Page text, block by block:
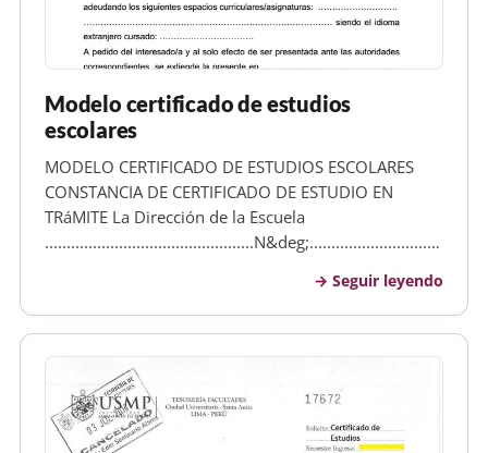
Modelo certificado de estudios
escolares
MODELO CERTIFICADO DE ESTUDIOS ESCOLARES
CONSTANCIA DE CERTIFICADO DE ESTUDIO EN
TRáMITE La Dirección de la Escuela
Seguir leyendo